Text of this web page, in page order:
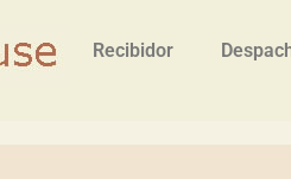
Recibidor